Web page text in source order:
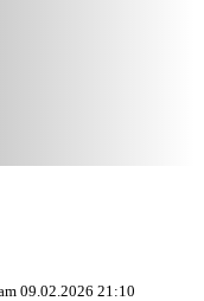
09.02.2026 21:10